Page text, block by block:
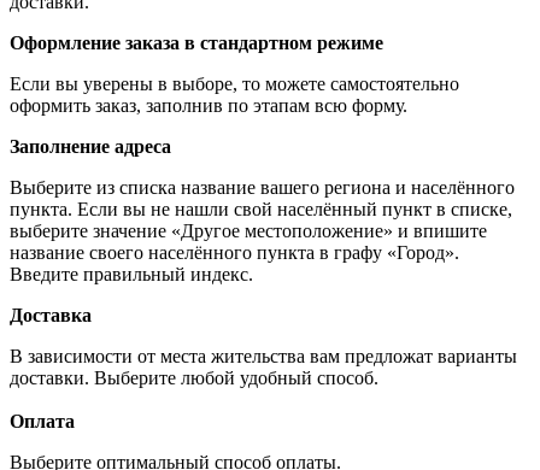
Оформление заказа в стандартном режиме
Если вы уверены в выборе, то можете самостоятельно
оформить заказ, заполнив по этапам всю форму.
Заполнение адреса
Выберите из списка название вашего региона и населённого
пункта. Если вы не нашли свой населённый пункт в списке,
выберите значение «Другое местоположение» и впишите
название своего населённого пункта в графу «Город».
Введите правильный индекс.
Доставка
В зависимости от места жительства вам предложат варианты
доставки. Выберите любой удобный способ.
Оплата
Выберите оптимальный способ оплаты.